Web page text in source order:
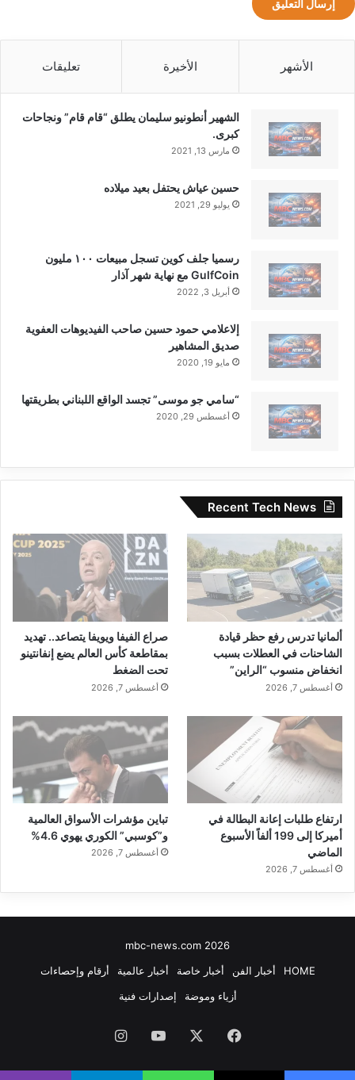
الأشهر الأخيرة تعليقات
الشهير أنطونيو سليمان يطلق “قام قام” ونجاحات
كبرى.
مارس 13, 2021
حسين عياش يحتفل بعيد ميلاده
يوليو 29, 2021
رسميا جلف كوين تسجل مبيعات ١٠٠ مليون
GulfCoin مع نهاية شهر آذار
أبريل 3, 2022
إلاعلامي حمود حسين صاحب الفيديوهات العفوية
صديق المشاهير
مايو 19, 2020
“سامي جو موسى” تجسد الواقع اللبناني بطريقتها
أغسطس 29, 2020
Recent Tech News
ألمانيا تدرس رفع حظر قيادة
الشاحنات في العطلات بسبب
انخفاض منسوب “الراين”
أغسطس 7, 2026
صراع الفيفا ويويفا يتصاعد.. تهديد
بمقاطعة كأس العالم يضع إنفانتينو
تحت الضغط
أغسطس 7, 2026
ارتفاع طلبات إعانة البطالة في
أميركا إلى 199 ألفاً الأسبوع
الماضي
أغسطس 7, 2026
تباين مؤشرات الأسواق العالمية
و”كوسبي” الكوري يهوي 4.6%
أغسطس 7, 2026
mbc-news.com 2026
HOME
أخبار الفن أخبار خاصة أخبار عالمية
أرقام وإحصاءات
أزياء وموضة
إصدارات فنية
فيسبوك ‫YouTube